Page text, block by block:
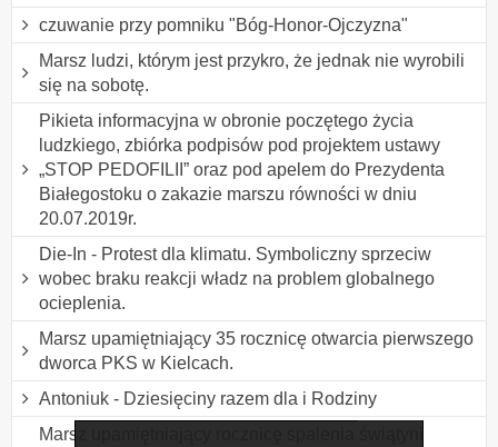
czuwanie przy pomniku "Bóg-Honor-Ojczyzna"
Marsz ludzi, którym jest przykro, że jednak nie wyrobili
się na sobotę.
Pikieta informacyjna w obronie poczętego życia
ludzkiego, zbiórka podpisów pod projektem ustawy
„STOP PEDOFILII” oraz pod apelem do Prezydenta
Białegostoku o zakazie marszu równości w dniu
20.07.2019r.
Die-In - Protest dla klimatu. Symboliczny sprzeciw
wobec braku reakcji władz na problem globalnego
ocieplenia.
Marsz upamiętniający 35 rocznicę otwarcia pierwszego
dworca PKS w Kielcach.
Antoniuk - Dziesięciny razem dla i Rodziny
Marsz upamiętniający rocznicę spalenia świątyni